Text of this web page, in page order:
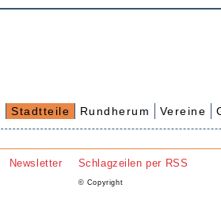
Stadtteile Rundherum Vereine
Newsletter Schlagzeilen per RSS
© Copyright